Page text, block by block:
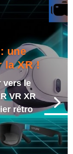
une
la XR !
vers le
VR XR
rétro